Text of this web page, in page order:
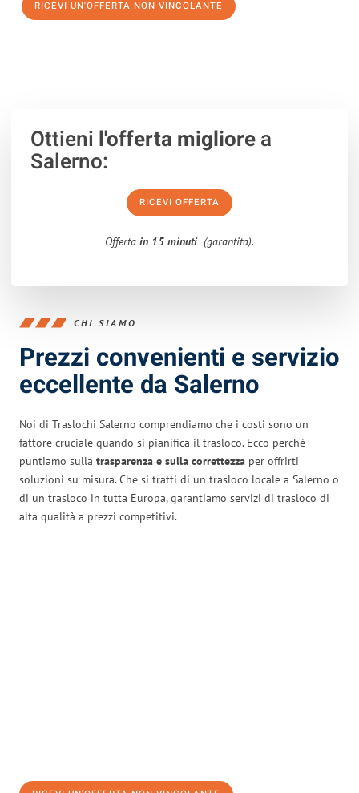
RICEVI UN'OFFERTA NON VINCOLANTE
Ottieni l'offerta migliorea
Salerno:
RICEVI OFFERTA
Offerta in 15 minuti (garantita).
CHI SIAMO
Prezzi convenienti e servizio
eccellente da Salerno
Noi di Traslochi Salerno comprendiamo che i costi sono un
fattore cruciale quando si pianifica il trasloco. Ecco perché
puntiamo sulla trasparenza e sulla correttezza per offrirti
soluzioni su misura. Che si tratti di un trasloco locale a Salerno o
di un trasloco in tutta Europa, garantiamo servizi di trasloco di
alta qualità a prezzi competitivi.